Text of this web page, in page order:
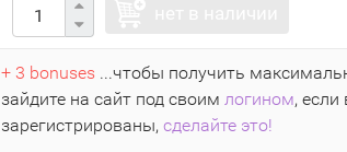
+ 3 bonuses ...чтобы получить
зайдите на сайт под своим логином, если
зарегистрированы, сделайте это!